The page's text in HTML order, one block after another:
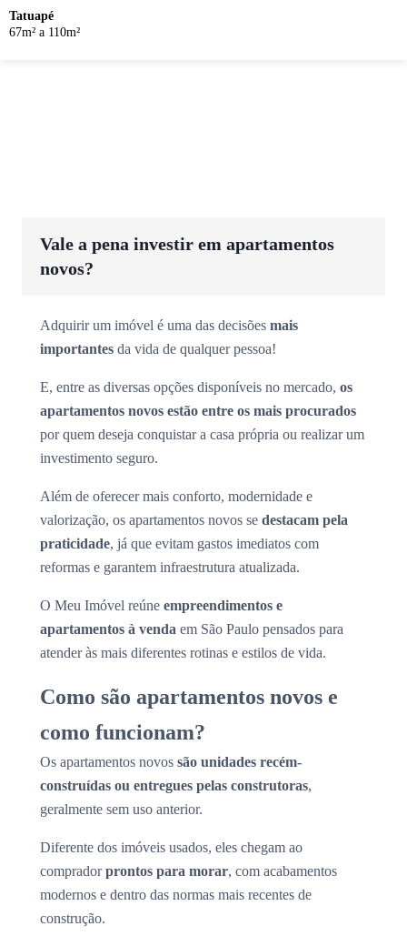
Tatuapé
67m² a 110m²
Vale a pena investir em apartamentos
novos?
Adquirir um imóvel é uma das decisões mais
importantes da vida de qualquer pessoa!
E, entre as diversas opções disponíveis no mercado, os
apartamentos novos estão entre os mais procurados
por quem deseja conquistar a casa própria ou realizar um
investimento seguro.
Além de oferecer mais conforto, modernidade e
valorização, os apartamentos novos se destacam pela
praticidade, já que evitam gastos imediatos com
reformas e garantem infraestrutura atualizada.
O Meu Imóvel reúne empreendimentos e
apartamentos à venda em São Paulo pensados para
atender às mais diferentes rotinas e estilos de vida.
Como são apartamentos novos e
como funcionam?
Os apartamentos novos são unidades recém-
construídas ou entregues pelas construtoras,
geralmente sem uso anterior.
Diferente dos imóveis usados, eles chegam ao
compradorprontos para morar, com acabamentos
modernos e dentro das normas mais recentes de
construção.